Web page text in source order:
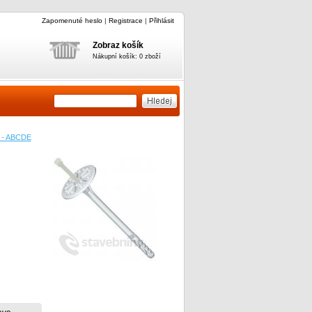
Zapomenuté heslo| Registrace | Přihlásit
Zobraz košík
Nákupní košík: 0 zboží
ABCDE